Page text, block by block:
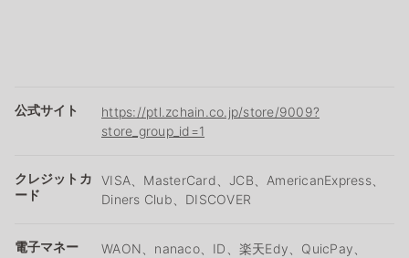
公式サイト
https://ptl.zchain.co.jp/store/9009?
store_group_id=1
クレジットカ
ード
VISA、MasterCard、JCB、AmericanExpress、
Diners Club、DISCOVER
電子マネー
WAON、nanaco、ID、楽天Edy、QuicPay、